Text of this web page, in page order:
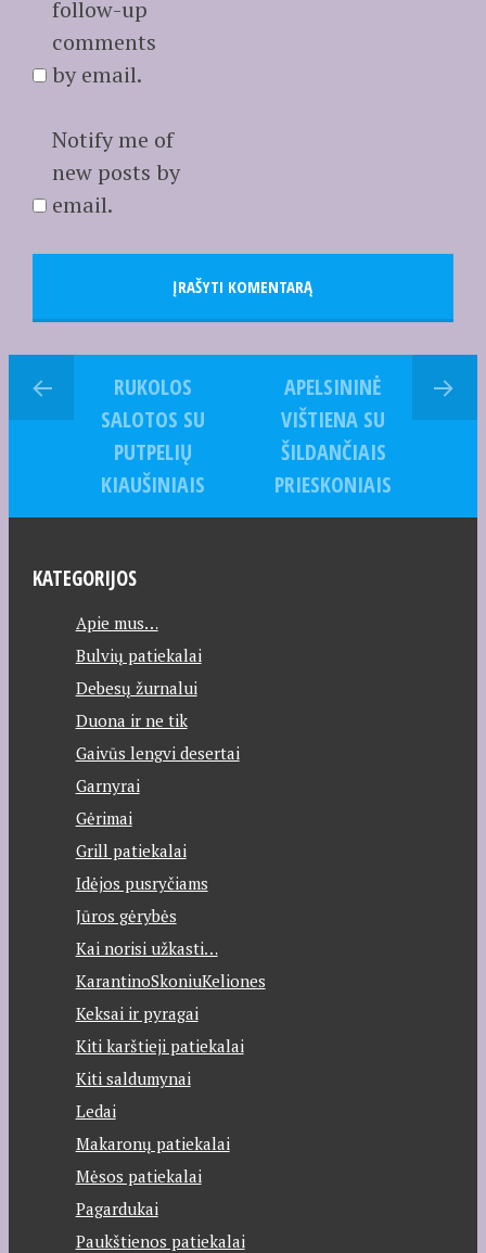
follow-up
comments
by email.
Notify me of
new posts by
email.
RUKOLOS
SALOTOS SU
PUTPELIŲ
KIAUŠINIAIS
APELSININĖ
VIŠTIENA SU
ŠILDANČIAIS
PRIESKONIAIS
KATEGORIJOS
Apie mus…
Bulvių patiekalai
Debesų žurnalui
Duona ir ne tik
Gaivūs lengvi desertai
Garnyrai
Gėrimai
Grill patiekalai
Idėjos pusryčiams
Jūros gėrybės
Kai norisi užkasti…
KarantinoSkoniuKeliones
Keksai ir pyragai
Kiti karštieji patiekalai
Kiti saldumynai
Ledai
Makaronų patiekalai
Mėsos patiekalai
Pagardukai
Paukštienos patiekalai